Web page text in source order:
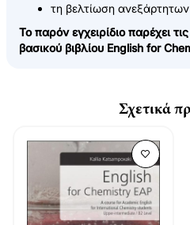
τη βελτίωση
Το παρόν εγχειρίδιο παρέχει
βασικού βιβλίου English for
Σχετικά